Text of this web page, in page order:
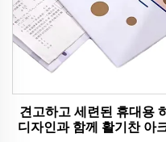
견고하고 세련된 휴대용
디자인과 함께 활기찬 아